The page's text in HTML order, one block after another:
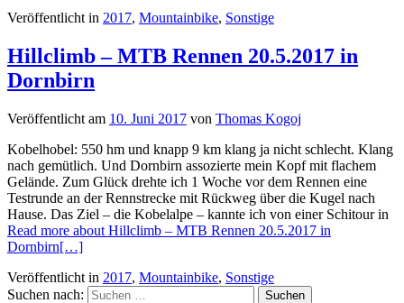
Veröffentlicht in 2017, Mountainbike, Sonstige
Hillclimb – MTB Rennen 20.5.2017 in
Dornbirn
Veröffentlicht am 10. Juni 2017 von Thomas Kogoj
Kobelhobel: 550 hm und knapp 9 km klang ja nicht schlecht. Klang
nach gemütlich. Und Dornbirn assozierte mein Kopf mit flachem
Gelände. Zum Glück drehte ich 1 Woche vor dem Rennen eine
Testrunde an der Rennstrecke mit Rückweg über die Kugel nach
Hause. Das Ziel – die Kobelalpe – kannte ich von einer Schitour in
Read more about Hillclimb – MTB Rennen 20.5.2017 in
Dornbirn[…]
Veröffentlicht in 2017, Mountainbike, Sonstige
Suchen nach: